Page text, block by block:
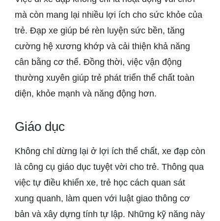
mà còn mang lại nhiều lợi ích cho sức khỏe của
trẻ. Đạp xe giúp bé rèn luyện sức bền, tăng
cường hệ xương khớp và cải thiện khả năng
cân bằng cơ thể. Đồng thời, việc vận động
thường xuyên giúp trẻ phát triển thể chất toàn
diện, khỏe mạnh và năng động hơn.
Giáo dục
Không chỉ dừng lại ở lợi ích thể chất, xe đạp còn
là công cụ giáo dục tuyệt vời cho trẻ. Thông qua
việc tự điều khiển xe, trẻ học cách quan sát
xung quanh, làm quen với luật giao thông cơ
bản và xây dựng tính tự lập. Những kỹ năng này